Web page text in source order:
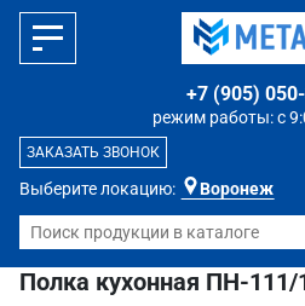
Выберите локацию: Воронеж
режим работы: с
+7 (905)
ЗАКАЗАТЬ ЗВОНОК
Полка кухонная ПН-111/